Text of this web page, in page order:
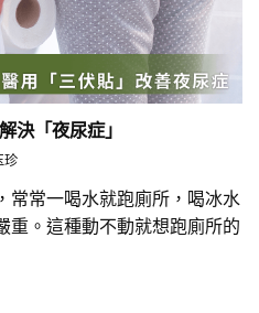
決「夜尿症」
珍
常常一喝水就跑廁所，喝冰水
重。這種動不動就想跑廁所的